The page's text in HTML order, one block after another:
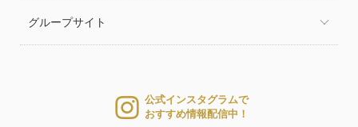
グループサイト
公式インスタグラムで
おすすめ情報配信中！